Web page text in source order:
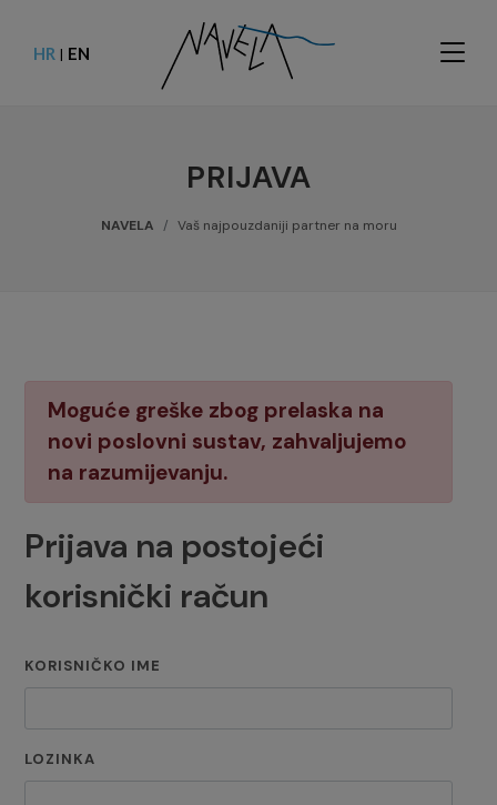
HR | EN
PRIJAVA
NAVELA Vaš najpouzdaniji partner na moru
Moguće greške zbog prelaska na
novi poslovni sustav, zahvaljujemo
na razumijevanju.
Prijava na postojeći
korisnički račun
KORISNIČKO IME
LOZINKA